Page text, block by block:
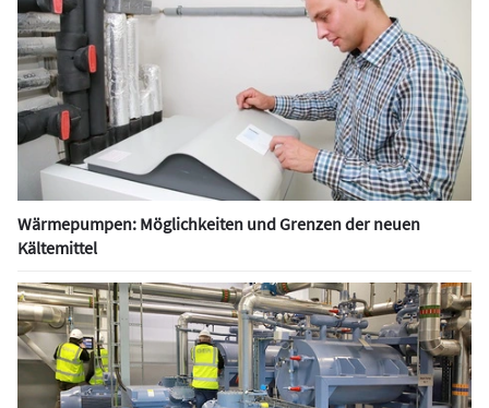
Wärmepumpen: Möglichkeiten und Grenzen der neuen
Kältemittel